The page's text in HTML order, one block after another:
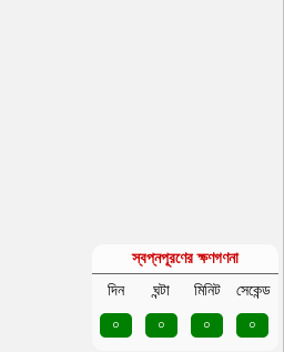
স্বপ্নপূরণের ক্ষণগণনা
দিন
ঘন্টা মিনিট
সেকেন্ড
০
০ ০ ০